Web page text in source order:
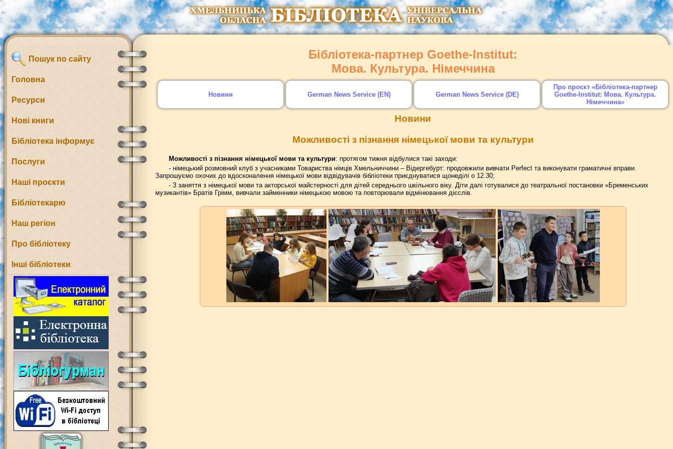
Пошук по сайту
Головна
Ресурси
Нові книги
Бібліотека інформує
Послуги
Наші проєкти
Бібліотекарю
Наш регіон
Про бібліотеку
Інші бібліотеки
Бібліотека-партнер Goethe-Institut:
Мова. Культура. Німеччина
Новини German News Service (EN) German News Service (DE)
Про проєкт «Бібліотека-партнер
Goethe-Institut: Мова. Культура.
Німеччина»
Новини
Можливості з пізнання німецької мови та культури
Можливості з пізнання німецької мови та культури: протягом тижня відбулися такі заходи:
- німецький розмовний клуб з учасниками Товариства німців Хмельниччини – Відергебурт: продовжили вивчати Perfect та виконувати граматичні вправи.
Запрошуємо охочих до вдосконалення німецької мови відвідувачів бібліотеки приєднуватися щонеділі о 12.30;
- 3 заняття з німецької мови та акторської майстерності для дітей середнього шкільного віку. Діти далі готувалися до театральної постановки «Бременських
музикантів» Братів Грімм, вивчали займенники німецькою мовою та повторювали відмінювання дієслів.